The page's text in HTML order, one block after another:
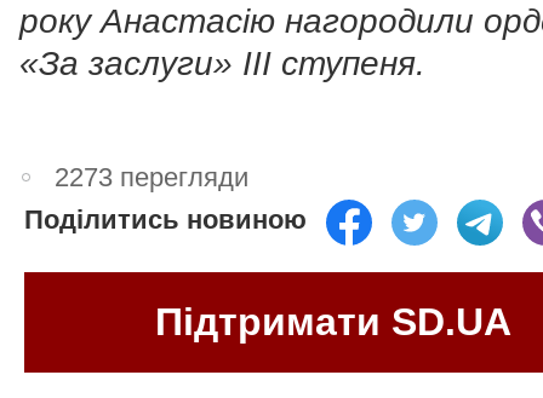
року Анастасію нагородили
«За заслуги» ІІІ ступеня.
2273 перегляди
Поділитись новиною
Підтримати SD.UA